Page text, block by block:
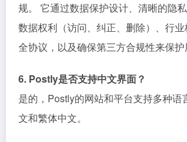
规。 它通过数据保护设计、清晰的隐
数据权利（访问、纠正、删除）、行
全协议，以及确保第三方合规性来保护
6. Postly是否支持中文界面？
是的，Postly的网站和平台支持多种语
文和繁体中文。